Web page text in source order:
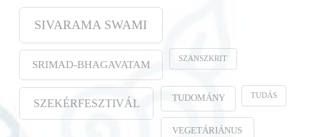
SIVARAMA SWAMI
SRIMAD-BHAGAVATAM SZANSZKRIT
SZEKÉRFESZTIVÁL TUDOMÁNY TUDÁS
VEGETÁRIÁNUS